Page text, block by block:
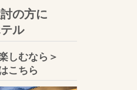
の方に
ル
しむなら＞
こちら